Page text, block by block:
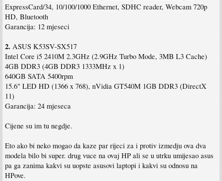
ExpressCard/34, 10/100/1000 Ethernet, SDHC reader, Webcam 720p
HD, Bluetooth
Garancija: 12 mjeseci
2. ASUS K53SV-SX517
Intel Core i5 2410M 2.3GHz (2.9GHz Turbo Mode, 3MB L3 Cache)
4GB DDR3 (4GB DDR3 1333MHz x 1)
640GB SATA 5400rpm
15.6" LED HD (1366 x 768), nVidia GT540M 1GB DDR3 (DirectX
11)
Garancija: 24 mjeseca
Cijene su im tu negdje.
Eto ako bi neko mogao da kaze par rijeci za i protiv izmedju ova dva
modela bilo bi super. drug vuce na ovaj HP ali se u utrku umijesao asus
pa ga zanima kakvi su uopste asusovi laptopi i kakvi su odnosu na
HPove.